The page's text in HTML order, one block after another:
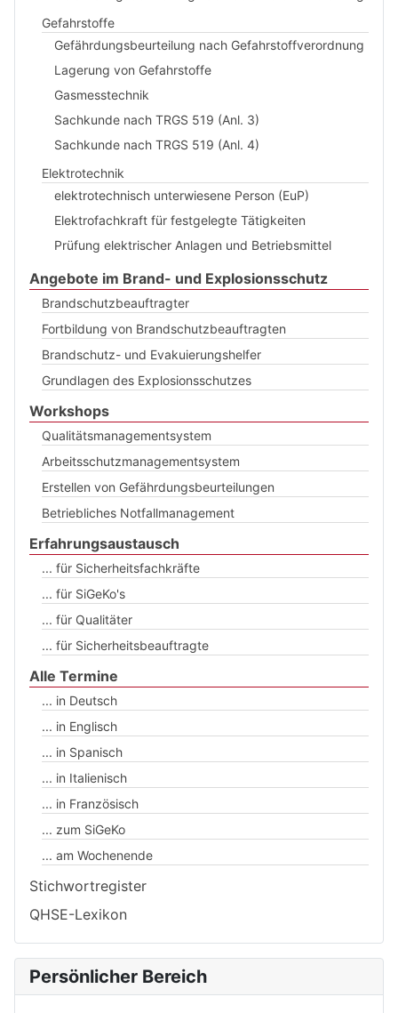
Gefahrstoffe
Gefährdungsbeurteilung nach Gefahrstoffverordnung
Lagerung von Gefahrstoffe
Gasmesstechnik
Sachkunde nach TRGS 519 (Anl. 3)
Sachkunde nach TRGS 519 (Anl. 4)
Elektrotechnik
elektrotechnisch unterwiesene Person (EuP)
Elektrofachkraft für festgelegte Tätigkeiten
Prüfung elektrischer Anlagen und Betriebsmittel
Angebote im Brand- und Explosionsschutz
Brandschutzbeauftragter
Fortbildung von Brandschutzbeauftragten
Brandschutz- und Evakuierungshelfer
Grundlagen des Explosionsschutzes
Workshops
Qualitätsmanagementsystem
Arbeitsschutzmanagementsystem
Erstellen von Gefährdungsbeurteilungen
Betriebliches Notfallmanagement
Erfahrungsaustausch
... für Sicherheitsfachkräfte
... für SiGeKo's
... für Qualitäter
... für Sicherheitsbeauftragte
Alle Termine
... in Deutsch
... in Englisch
... in Spanisch
... in Italienisch
... in Französisch
... zum SiGeKo
... am Wochenende
Stichwortregister
QHSE-Lexikon
Persönlicher Bereich